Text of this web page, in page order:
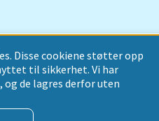
Disse cookiene støtter opp
til sikkerhet. Vi har
og de lagres derfor uten